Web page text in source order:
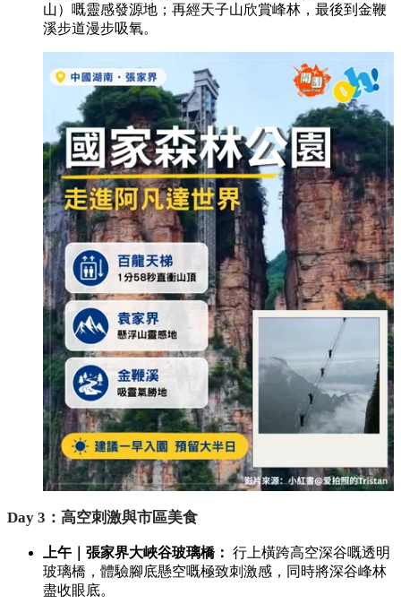
山）嘅靈感發源地；再經天子山欣賞峰林，最後到金鞭
溪步道漫步吸氧。
Day 3：高空刺激與市區美食
上午｜張家界大峽谷玻璃橋： 行上橫跨高空深谷嘅透明
玻璃橋，體驗腳底懸空嘅極致刺激感，同時將深谷峰林
盡收眼底。